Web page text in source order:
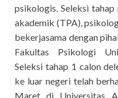
psikologis. Seleksi
akademik (TPA),
bekerjasama dengan
Fakultas Psikologi
Seleksi tahap 1 calon
ke luar negeri telah
Maret di Universitas